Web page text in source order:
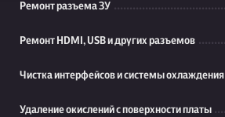
Ремонт разъема ЗУ
Ремонт HDMI, USB и других разъемов
Чистка интерфейсов и системы охлаждения
Удаление окислений с поверхности платы